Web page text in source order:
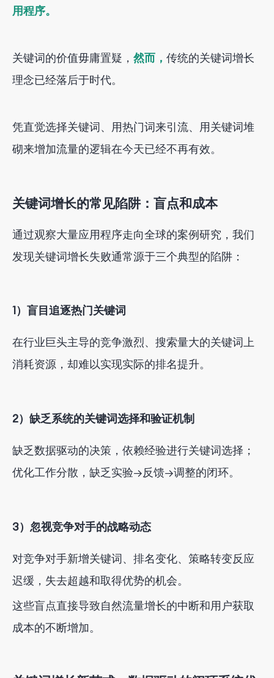
用程序。
关键词的价值毋庸置疑， 然而， 传统的关键词增长
理念已经落后于时代。
凭直觉选择关键词、用热门词来引流、用关键词堆
砌来增加流量的逻辑在今天已经不再有效。
关键词增长的常见陷阱：盲点和成本
通过观察大量应用程序走向全球的案例研究，我们
发现关键词增长失败通常源于三个典型的陷阱：
1）盲目追逐热门关键词
在行业巨头主导的竞争激烈、搜索量大的关键词上
消耗资源，却难以实现实际的排名提升。
2）缺乏系统的关键词选择和验证机制
缺乏数据驱动的决策，依赖经验进行关键词选择；
优化工作分散，缺乏实验→反馈→调整的闭环。
3）忽视竞争对手的战略动态
对竞争对手新增关键词、排名变化、策略转变反应
迟缓，失去超越和取得优势的机会。
这些盲点直接导致自然流量增长的中断和用户获取
成本的不断增加。